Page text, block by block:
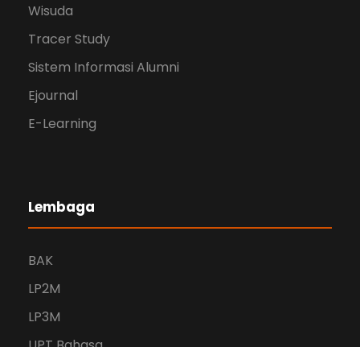
Wisuda
Tracer Study
Sistem Informasi Alumni
Ejournal
E-Learning
Lembaga
BAK
LP2M
LP3M